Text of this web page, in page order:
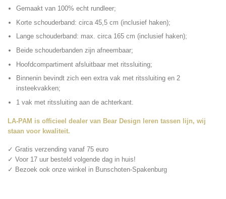
Gemaakt van 100% echt rundleer;
Korte schouderband: circa 45,5 cm (inclusief haken);
Lange schouderband: max. circa 165 cm (inclusief haken);
Beide schouderbanden zijn afneembaar;
Hoofdcompartiment afsluitbaar met ritssluiting;
Binnenin bevindt zich een extra vak met ritssluiting en 2
insteekvakken;
1 vak met ritssluiting aan de achterkant.
LA-PAM is officieel dealer van Bear Design leren tassen lijn, wij
staan voor kwaliteit.
✓ Gratis verzending vanaf 75 euro
✓ Voor 17 uur besteld volgende dag in huis!
✓ Bezoek ook onze winkel in Bunschoten-Spakenburg